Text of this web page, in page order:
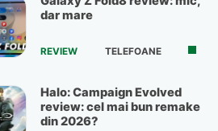
consumului precaut și al
inflației ridicate